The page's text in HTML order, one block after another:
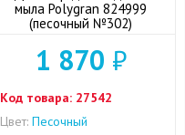
мыла Polygran 824999
(песочный №302)
1 870 ₽
Код товара: 27542
Цвет: Песочный